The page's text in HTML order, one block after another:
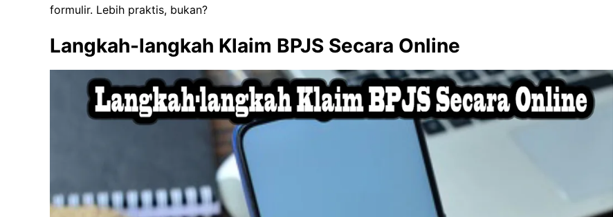
formulir. Lebih praktis, bukan?
Langkah-langkah Klaim BPJS Secara Online